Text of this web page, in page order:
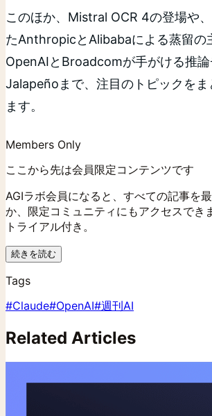
このほか、Mistral OCR 4の登場や
たAnthropicとAlibabaによる蒸留の
OpenAIとBroadcomが手がける推
Jalapeñoまで、注目のトピックをま
ます。
Members Only
ここから先は会員限定コンテンツです
AGIラボ会員になると、すべての記事を
か、限定コミュニティにもアクセスでき
トライアル付き。
続きを読む
Tags
#Claude#OpenAI#週刊AI
Related Articles